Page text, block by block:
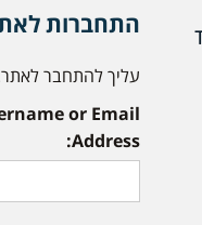
התחברות
עליך להתחבר
or Email
Address: